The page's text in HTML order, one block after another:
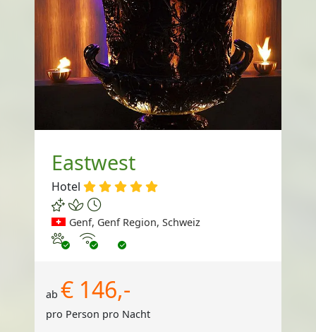
Eastwest
Hotel
Genf, Genf Region, Schweiz
Haustiere erlaubt
Internet
ab € 146,-
pro Person pro Nacht